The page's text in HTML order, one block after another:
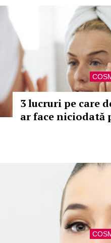
3 lucruri pe care
ar face niciodată